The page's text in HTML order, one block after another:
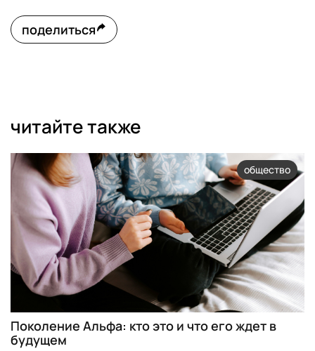
поделиться
читайте также
общество
Поколение Альфа: кто это и что его ждет в
будущем